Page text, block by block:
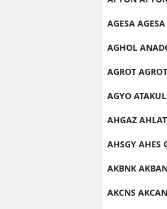
AGESA
AGHOL
AGROT
AGYO
AHGAZ
AHSGY AHES
AKBNK
AKCNS